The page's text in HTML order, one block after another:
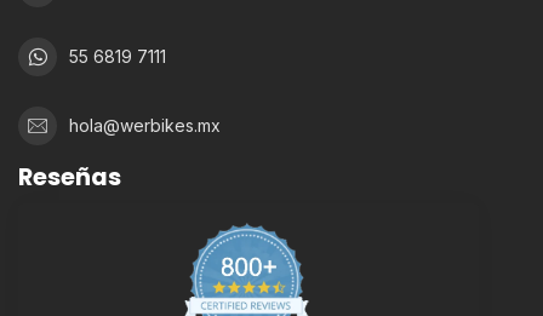
55 6819 7111
hola@werbikes.mx
Reseñas